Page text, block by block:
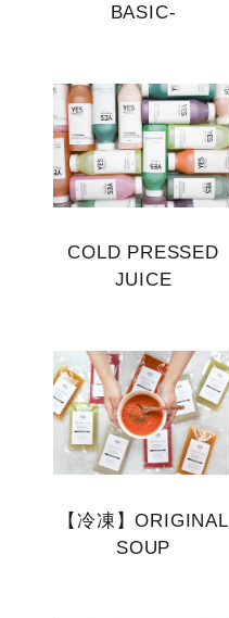
BASIC-
COLD PRESSED
JUICE
【冷凍】ORIGINAL
SOUP